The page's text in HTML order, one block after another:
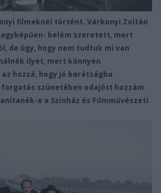
filmeknél történt. Várkonyi Zoltán
belém szeretett, mert
de úgy, hogy nem tudtuk mi van
ilyet, mert könnyen
hozzá, hogy jó barátságba
szünetében odajött hozzám.
e a Színház és Filmművészeti